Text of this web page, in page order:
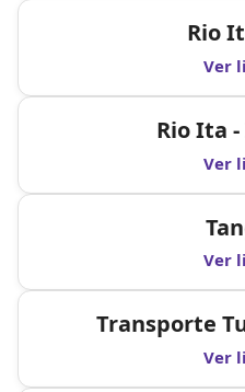
Rio
Ver
Rio Ita
Ver
Ver
Transporte
Ver